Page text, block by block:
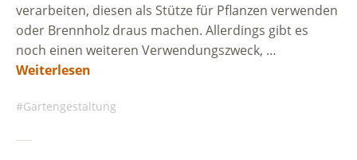
verarbeiten, diesen als Stütze für Pflanzen verwenden
oder Brennholz draus machen. Allerdings gibt es
noch einen weiteren Verwendungszweck, …
Weiterlesen
Gartengestaltung